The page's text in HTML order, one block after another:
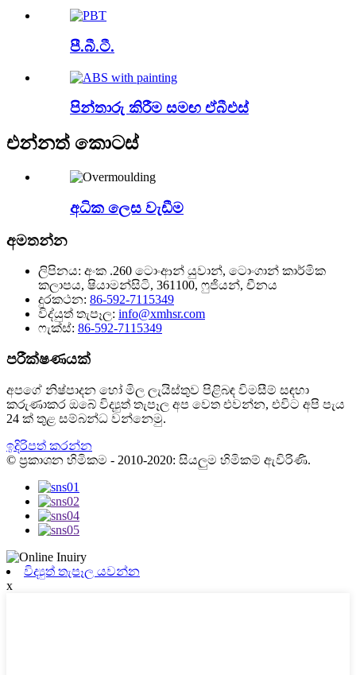
පී.බී.ටී.
පින්තාරු කිරීම සමඟ ඒබීඑස්
එන්නත් කොටස්
අධික ලෙස වැඩීම
අමතන්න
ලිපිනය: අංක .260 ටොංආන් යුවාන්, ටොංගාන් කාර්මික
කලාපය, ෂියාමන්සිටි, 361100, ෆුජියන්, චීනය
දුරකථන: 86-592-7115349
විද්යුත් තැපෑල: info@xmhsr.com
ෆැක්ස්: 86-592-7115349
පරීක්ෂණයක්
අපගේ නිෂ්පාදන හෝ මිල ලැයිස්තුව පිළිබඳ විමසීම් සඳහා
කරුණාකර ඔබේ විද්‍යුත් තැපෑල අප වෙත එවන්න, එවිට අපි පැය
24 ක් තුළ සම්බන්ධ වන්නෙමු.
ඉදිරිපත් කරන්න
© ප්‍රකාශන හිමිකම - 2010-2020: සියලුම හිමිකම් ඇවිරිණි.
විද්‍යුත් තැපෑල යවන්න
x